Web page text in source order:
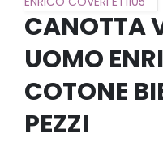
CANOTTA
UOMO
COTONE
PEZZI